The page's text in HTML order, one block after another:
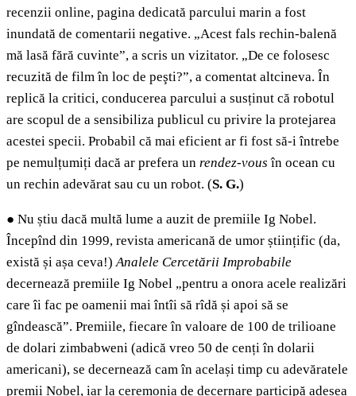
recenzii online, pagina dedicată parcului marin a fost
inundată de comentarii negative. „Acest fals rechin-balenă
mă lasă fără cuvinte”, a scris un vizitator. „De ce folosesc
recuzită de film în loc de peşti?”, a comentat altcineva. În
replică la critici, conducerea parcului a susținut că robotul
are scopul de a sensibiliza publicul cu privire la protejarea
acestei specii. Probabil că mai eficient ar fi fost să-i întrebe
pe nemulțumiți dacă ar prefera un rendez-vous în ocean cu
un rechin adevărat sau cu un robot. (S. G.)
● Nu știu dacă multă lume a auzit de premiile Ig Nobel.
Începînd din 1999, revista americană de umor științific (da,
există și așa ceva!)Analele Cercetării Improbabile
decernează premiile Ig Nobel „pentru a onora acele realizări
care îi fac pe oamenii mai întîi să rîdă și apoi să se
gîndească”. Premiile, fiecare în valoare de 100 de trilioane
de dolari zimbabweni (adică vreo 50 de cenți în dolarii
americani), se decernează cam în același timp cu adevăratele
premii Nobel, iar la ceremonia de decernare participă adesea